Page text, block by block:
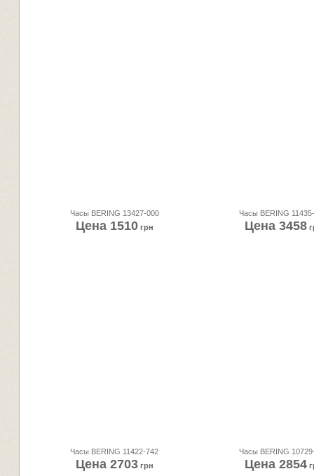
Часы BERING 13427-000
Цена 1510 грн
Часы BERING
Цена 3458
Часы BERING 11422-742
Цена 2703 грн
Часы BERING
Цена 2854